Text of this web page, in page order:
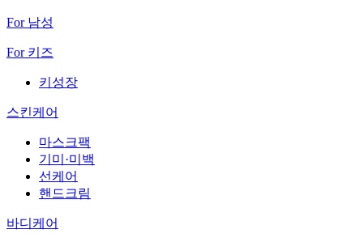
For 남성
For 키즈
키성장
스킨케어
마스크팩
기미·미백
선케어
핸드크림
바디케어